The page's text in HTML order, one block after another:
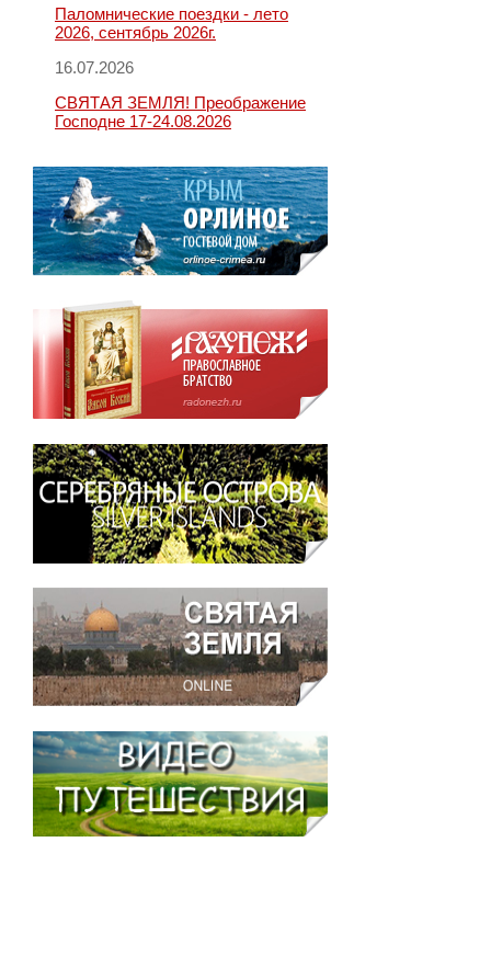
Паломнические поездки - лето
2026, сентябрь 2026г.
16.07.2026
СВЯТАЯ ЗЕМЛЯ! Преображение
Господне 17-24.08.2026